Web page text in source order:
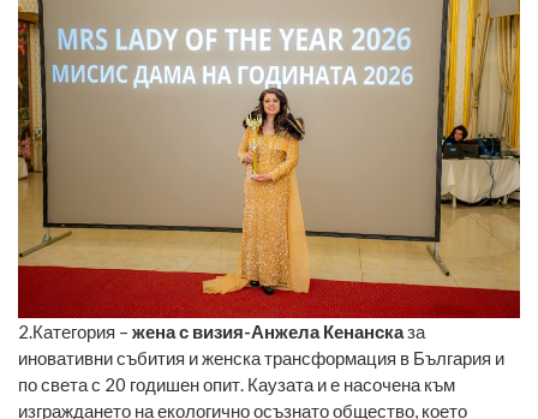
2.Категория – жена с визия-Анжела Кенансказа
иновативни събития и женска трансформация в България и
по света с 20 годишен опит. Каузата и е насочена към
изграждането на екологично осъзнато общество, което